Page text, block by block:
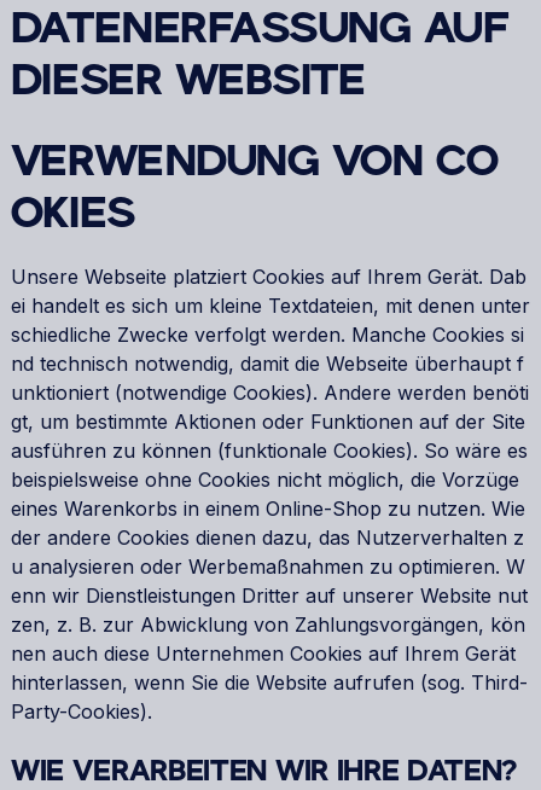
DATENERFASSUNG AUF
DIESER WEBSITE
VERWENDUNG VON CO
OKIES
Unsere Webseite platziert Cookies auf Ihrem Gerät. Dab
ei handelt es sich um kleine Textdateien, mit denen unter
schiedliche Zwecke verfolgt werden. Manche Cookies si
nd technisch notwendig, damit die Webseite überhaupt f
unktioniert (notwendige Cookies). Andere werden benöti
gt, um bestimmte Aktionen oder Funktionen auf der Site
ausführen zu können (funktionale Cookies). So wäre es
beispielsweise ohne Cookies nicht möglich, die Vorzüge
eines Warenkorbs in einem Online-Shop zu nutzen. Wie
der andere Cookies dienen dazu, das Nutzerverhalten z
u analysieren oder Werbemaßnahmen zu optimieren. W
enn wir Dienstleistungen Dritter auf unserer Website nut
zen, z. B. zur Abwicklung von Zahlungsvorgängen, kön
nen auch diese Unternehmen Cookies auf Ihrem Gerät
hinterlassen, wenn Sie die Website aufrufen (sog. Third-
Party-Cookies).
WIE VERARBEITEN WIR IHRE DATEN?